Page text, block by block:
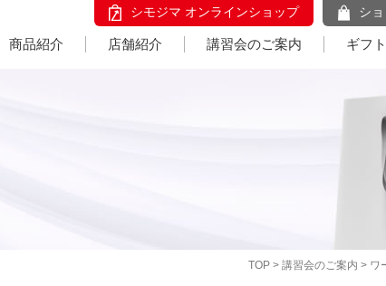
シモジマ オンラインショップ シ
商品紹介 店舗紹介 講習会のご案内 ギフ
TOP > 講習会のご案内 > ワ